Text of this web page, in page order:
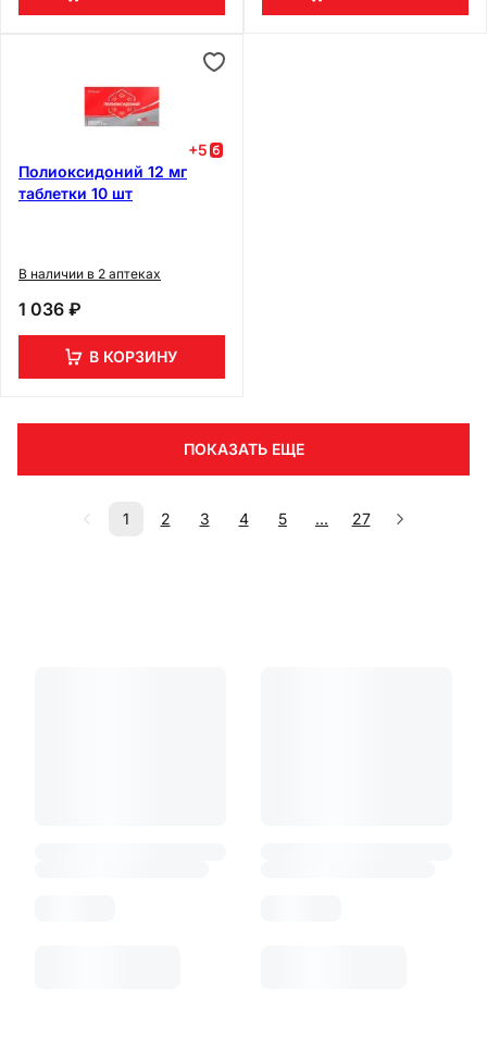
+5
Полиоксидоний 12 мг
таблетки 10 шт
В наличии в 2 аптеках
1 036 ₽
В КОРЗИНУ
ПОКАЗАТЬ ЕЩЕ
1 2 3 4 5 ... 27